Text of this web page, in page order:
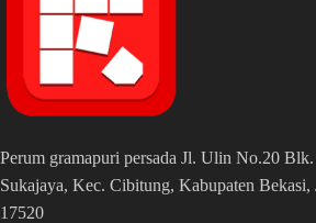
Perum gramapuri persada Jl. Ulin No.20
Sukajaya, Kec. Cibitung, Kabupaten Bekasi,
17520